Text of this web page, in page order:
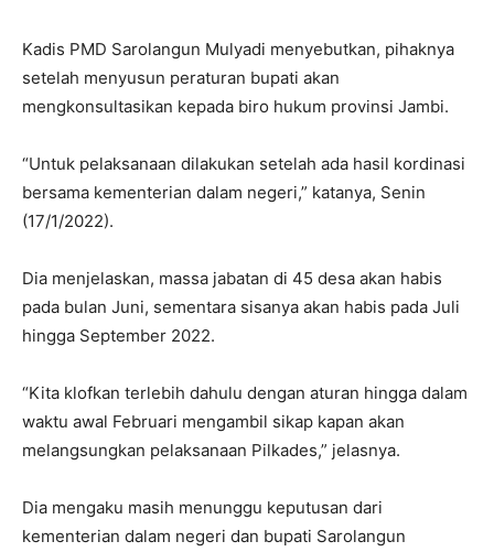
Kadis PMD Sarolangun Mulyadi menyebutkan, pihaknya
setelah menyusun peraturan bupati akan
mengkonsultasikan kepada biro hukum provinsi Jambi.
“Untuk pelaksanaan dilakukan setelah ada hasil kordinasi
bersama kementerian dalam negeri,” katanya, Senin
(17/1/2022).
Dia menjelaskan, massa jabatan di 45 desa akan habis
pada bulan Juni, sementara sisanya akan habis pada Juli
hingga September 2022.
“Kita klofkan terlebih dahulu dengan aturan hingga dalam
waktu awal Februari mengambil sikap kapan akan
melangsungkan pelaksanaan Pilkades,” jelasnya.
Dia mengaku masih menunggu keputusan dari
kementerian dalam negeri dan bupati Sarolangun